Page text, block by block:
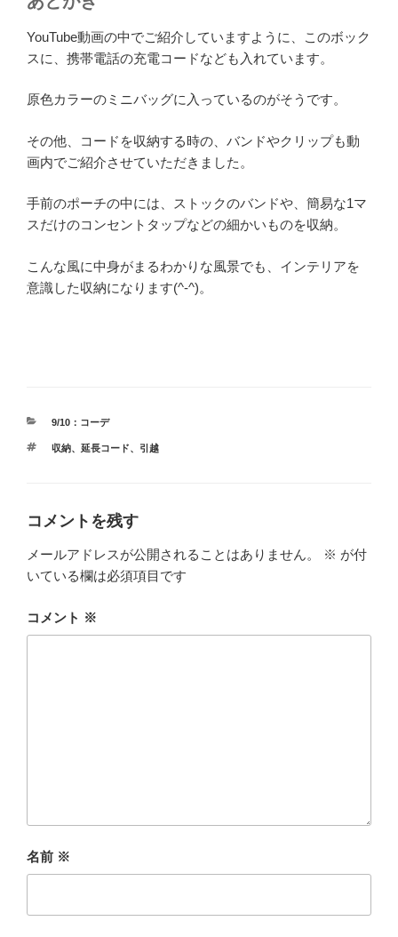
YouTube動画の中でご紹介していますように、このボック
スに、携帯電話の充電コードなども入れています。
原色カラーのミニバッグに入っているのがそうです。
その他、コードを収納する時の、バンドやクリップも動
画内でご紹介させていただきました。
手前のポーチの中には、ストックのバンドや、簡易な1マ
スだけのコンセントタップなどの細かいものを収納。
こんな風に中身がまるわかりな風景でも、インテリアを
意識した収納になります(^-^)。
カ
ゴ
9/10：コーデ
タ
収納、 延長コード、 引越
コメントを残す
メールアドレスが公開されることはありません。 ※ が付
いている欄は必須項目です
コメント ※
名前 ※